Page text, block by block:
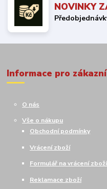
NOVINKY
Informace pro
O nás
Vše o nákupu
Obchodní podmínky
Vrácení zboží
Formulář na vrácení
Reklamace zboží